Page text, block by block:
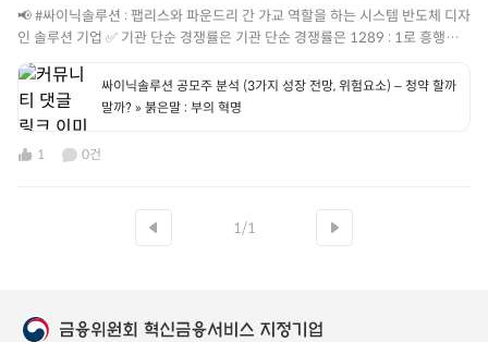
📢 #싸이닉솔루션 : 팹리스와 파운드리 간 가교 역할을 하는 시스템 반도체 디자
인 솔루션 기업 ✅ 기관 단순 경쟁률은 기관 단순 경쟁률은 1289 : 1로 흥행에
성공 ✅ 희망공모가 밴드 상단인 4,700원 이상 비율이 99.32% 로 4,700원 공
모가 확정 ✅ 유통가능 물량은 32.3% (구주매출 물량은 17.48% ) ✅ 비교기업
: #AlchipTechnologies #Global Unichip 🚩[ 성장 전망 ] 1️⃣ SK하이닉스시
스템IC의 국내 유일 디자인하우스 파트너십 2️⃣ 220개 이상의 팹리스 고객사와
다양한 공정을 연결하는 파운드리 연계 체계 구축 3️⃣ 온디바이스AI를 위한 고부
가가치 MEMS, SWIR(근적외선) 센서 파운드리 사업화 🚩[ 위험 요소 ] 1️⃣ 8인
싸이닉솔루션 공모주 분석 (3가지 성장 전망, 위험요소) – 청약 할까
말까? » 붉은말 : 부의 혁명
1 0건
1/1